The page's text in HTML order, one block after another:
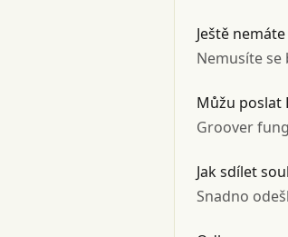
Ještě
Nemusíte
Můžu poslat
Groover
Jak sdílet
Snadno